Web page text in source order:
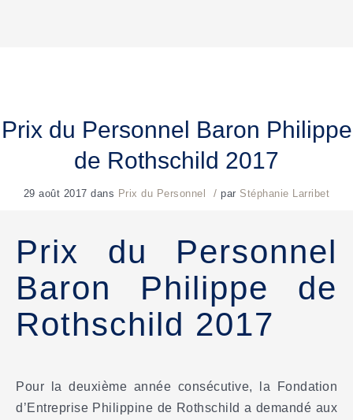
Prix du Personnel Baron Philippe
de Rothschild 2017
29 août 2017 dans Prix du Personnel / par Stéphanie Larribet
Prix du Personnel
Baron Philippe de
Rothschild 2017
Pour la deuxième année consécutive, la Fondation
d’Entreprise Philippine de Rothschild a demandé aux